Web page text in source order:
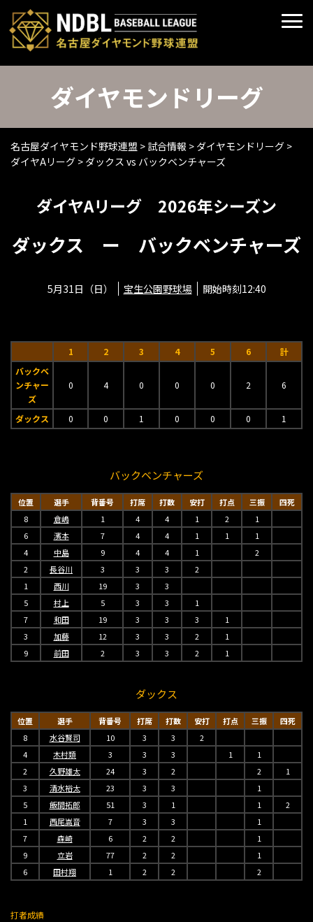
ダイヤモンドリーグ
名古屋ダイヤモンド野球連盟 > 試合情報 > ダイヤモンドリーグ >
ダイヤAリーグ > ダックス vs バックベンチャーズ
ダイヤAリーグ 2026年シーズン
ダックス ー バックベンチャーズ
5月31日（日） 宝生公園野球場 開始時刻12:40
1 2 3 4 5 6
計
バックベ
ンチャー
ズ
0 4 0 0 0 2 6
ダックス 0 0 1 0 0 0 1
バックベンチャーズ
位置 選手 背番号 打席 打数 安打 打点 三振
四死
8
倉嶋 1 4 4 1 2
1
6
濱本 7 4 4 1 1
1
4
中島 9 4 4 1
2
2
長谷川 3 3 3
2
1
西川 19 3
3
5
村上 5 3 3
1
7
和田 19 3 3 3
1
3
加藤 12 3 3 2
1
9
前田 2 3 3 2 1
打者成績
ダックス
位置 選手 背番号 打席 打数 安打 打点 三振
四死
8
水谷賢司 10 3 3
2
4
木村類 3 3 3 1
1
2
久野雄太 24 3 2 2
1
3
清水裕太 23 3 3
1
5
飯間拓郎 51 3 1 1
2
1
西尾嵩音 7 3 3
1
7
森崎 6 2 2
1
9
立岩 77 2 2
1
6
田村翔 1 2 2 2